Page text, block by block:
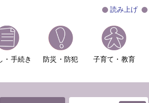
読み上げ
・手続き 防災・防犯 子育て・教育